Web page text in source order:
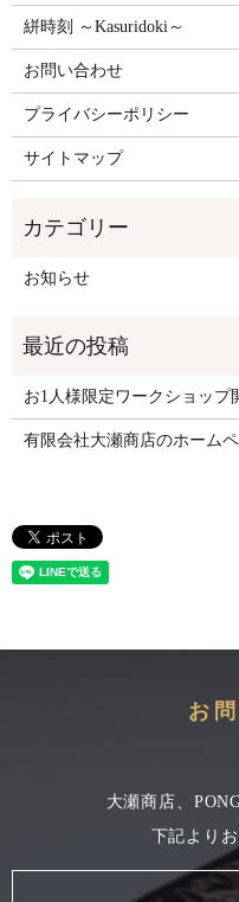
絣時刻 ～Kasuridoki～
お問い合わせ
プライバシーポリシー
サイトマップ
お知らせ
お1人様限定ワークショップ
有限会社大瀬商店のホーム
お
大瀬商店、
下記より